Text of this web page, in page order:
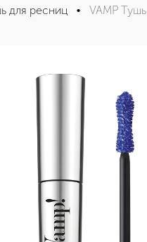
для ресниц • VAMP